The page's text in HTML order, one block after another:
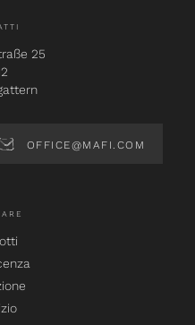
25
OFFICE@MAFI.COM